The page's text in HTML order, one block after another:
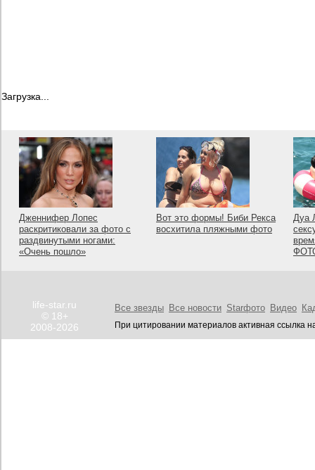
Загрузка...
Дженнифер Лопес
раскритиковали за фото с
раздвинутыми ногами:
«Очень пошло»
Вот это формы! Биби Рекса
восхитила пляжными фото
Дуа
life-star.ru
© 18+
2008-2026
Все звезды Все новости Starфото Видео
При цитировании материалов активная ссылка